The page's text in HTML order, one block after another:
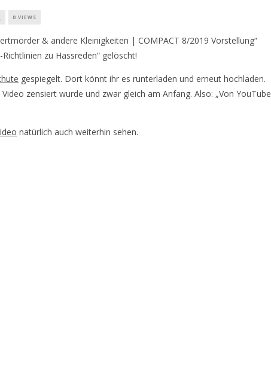
0 VIEWS
& andere Kleinigkeiten | COMPACT 8/2019 Vorstellung“
zu Hassreden“ gelöscht!
gespiegelt. Dort könnt ihr es runterladen und erneut hochladen.
zensiert wurde und zwar gleich am Anfang. Also: „Von YouTube
natürlich auch weiterhin sehen.